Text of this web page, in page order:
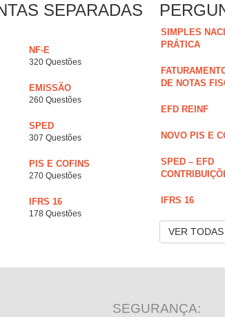
SEPARADAS
NF-E
320 Questões
EMISSÃO
260 Questões
SPED
307 Questões
PIS E COFINS
270 Questões
IFRS 16
178 Questões
SIMPLES
PRÁTICA
DE NOTAS
EFD REINF
NOVO PIS E
SPED – EFD
IFRS 16
VER
SEGURANÇA: